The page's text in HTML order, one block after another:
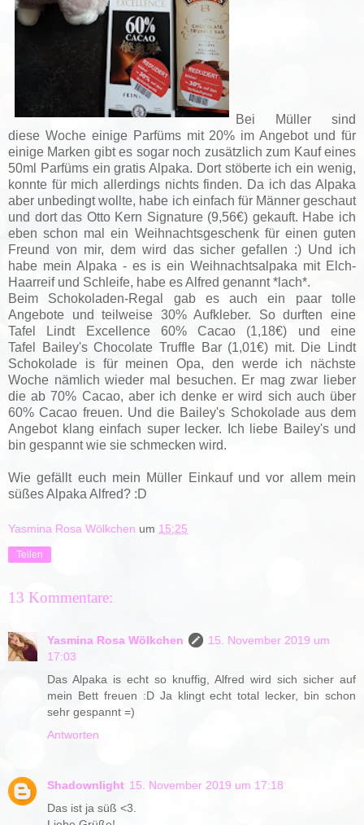
Bei Müller sind
diese Woche einige Parfüms mit 20% im Angebot und für
einige Marken gibt es sogar noch zusätzlich zum Kauf eines
50ml Parfüms ein gratis Alpaka. Dort stöberte ich ein wenig,
konnte für mich allerdings nichts finden. Da ich das Alpaka
aber unbedingt wollte, habe ich einfach für Männer geschaut
und dort das Otto Kern Signature (9,56€) gekauft. Habe ich
eben schon mal ein Weihnachtsgeschenk für einen guten
Freund von mir, dem wird das sicher gefallen :) Und ich
habe mein Alpaka - es is ein Weihnachtsalpaka mit Elch-
Haarreif und Schleife, habe es Alfred genannt *lach*.
Beim Schokoladen-Regal gab es auch ein paar tolle
Angebote und teilweise 30% Aufkleber. So durften eine
Tafel
Lindt Excellence 60% Cacao (1,18€) und eine
Tafel
Bailey's Chocolate Truffle Bar (1,01€) mit. Die Lindt
Schokolade is für meinen Opa, den werde ich nächste
Woche nämlich wieder mal besuchen. Er mag zwar lieber
die ab 70% Cacao, aber ich denke er wird sich auch über
60% Cacao freuen. Und die Bailey's Schokolade aus dem
Angebot klang einfach super lecker. Ich liebe Bailey's und
bin gespannt wie sie schmecken wird.
Wie gefällt euch mein Müller Einkauf und vor allem mein
süßes Alpaka Alfred? :D
Yasmina Rosa Wölkchen um 15:25
Teilen
13 Kommentare:
Yasmina Rosa Wölkchen
15. November 2019 um
17:03
Das Alpaka is echt so knuffig, Alfred wird sich sicher auf
mein Bett freuen :D Ja klingt echt total lecker, bin schon
sehr gespannt =)
Antworten
Shadownlight 15. November 2019 um 17:18
Das ist ja süß <3.